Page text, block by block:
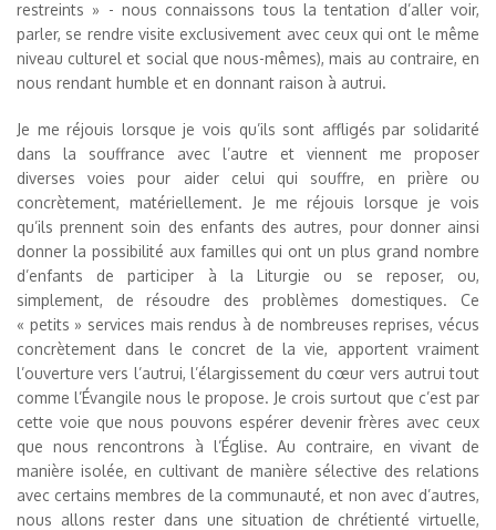
restreints » - nous connaissons tous la tentation d’aller voir,
parler, se rendre visite exclusivement avec ceux qui ont le même
niveau culturel et social que nous-mêmes), mais au contraire, en
nous rendant humble et en donnant raison à autrui.
Je me réjouis lorsque je vois qu’ils sont affligés par solidarité
dans la souffrance avec l’autre et viennent me proposer
diverses voies pour aider celui qui souffre, en prière ou
concrètement, matériellement. Je me réjouis lorsque je vois
qu’ils prennent soin des enfants des autres, pour donner ainsi
donner la possibilité aux familles qui ont un plus grand nombre
d’enfants de participer à la Liturgie ou se reposer, ou,
simplement, de résoudre des problèmes domestiques. Ce
« petits » services mais rendus à de nombreuses reprises, vécus
concrètement dans le concret de la vie, apportent vraiment
l’ouverture vers l’autrui, l’élargissement du cœur vers autrui tout
comme l’Évangile nous le propose. Je crois surtout que c’est par
cette voie que nous pouvons espérer devenir frères avec ceux
que nous rencontrons à l’Église. Au contraire, en vivant de
manière isolée, en cultivant de manière sélective des relations
avec certains membres de la communauté, et non avec d’autres,
nous allons rester dans une situation de chrétienté virtuelle,